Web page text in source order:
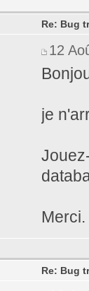
Re: Bug
12
je
Merci.
Re: Bug